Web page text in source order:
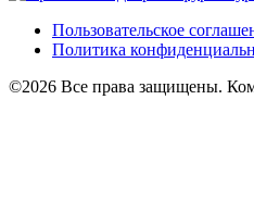
Пользовательское
Политика
©2026 Все права защищены.